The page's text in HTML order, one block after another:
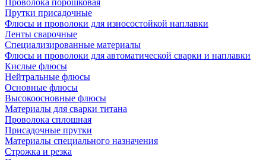
Проволока порошковая
Прутки присадочные
Флюсы и проволоки для износостойкой наплавки
Ленты сварочные
Специализированные материалы
Флюсы и проволоки для автоматической сварки и наплавки
Кислые флюсы
Нейтральные флюсы
Основные флюсы
Высокоосновные флюсы
Материалы для сварки титана
Проволока сплошная
Присадочные прутки
Материалы специального назначения
Строжка и резка